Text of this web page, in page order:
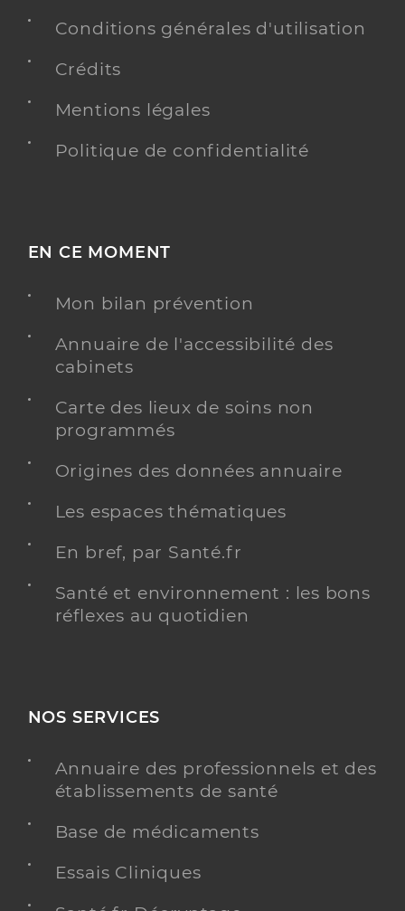
Conditions générales d'utilisation
Crédits
Mentions légales
Politique de confidentialité
EN CE MOMENT
Mon bilan prévention
Annuaire de l'accessibilité des
cabinets
Carte des lieux de soins non
programmés
Origines des données annuaire
Les espaces thématiques
En bref, par Santé.fr
Santé et environnement : les bons
réflexes au quotidien
NOS SERVICES
Annuaire des professionnels et des
établissements de santé
Base de médicaments
Essais Cliniques